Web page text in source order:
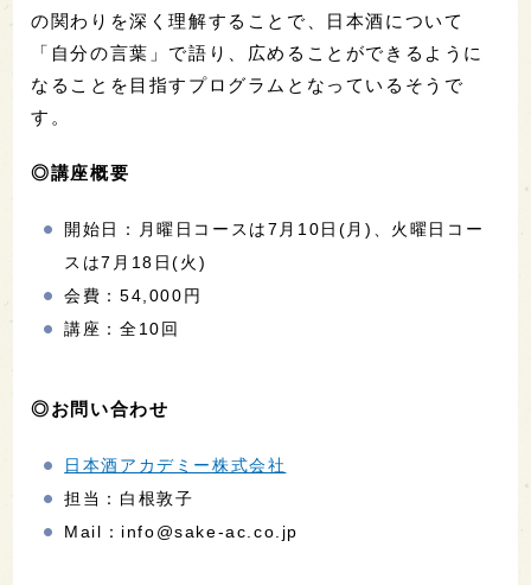
の関わりを深く理解することで、日本酒について
「自分の言葉」で語り、広めることができるように
なることを目指すプログラムとなっているそうで
す。
◎講座概要
開始日：月曜日コースは7月10日(月)、火曜日コー
スは7月18日(火)
会費：54,000円
講座：全10回
◎お問い合わせ
日本酒アカデミー株式会社
担当：白根敦子
Mail：info@sake-ac.co.jp